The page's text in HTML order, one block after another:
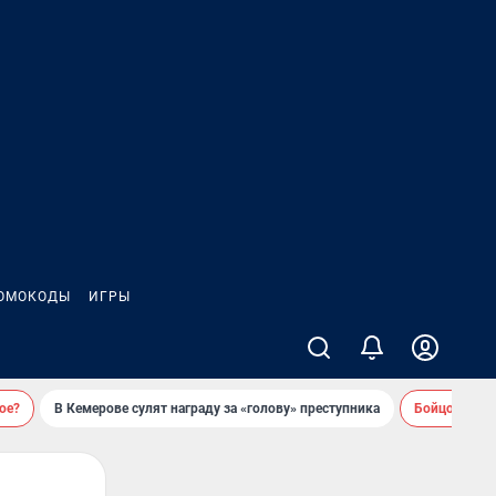
ИГРЫ
В Кемерове сулят награду за «голову» преступника Бойцовский